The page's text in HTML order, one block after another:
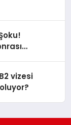
vizesi